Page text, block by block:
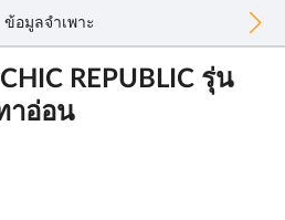
ข้อมูลจำเพาะ
REPUBLIC รุ่น
าอ่อน